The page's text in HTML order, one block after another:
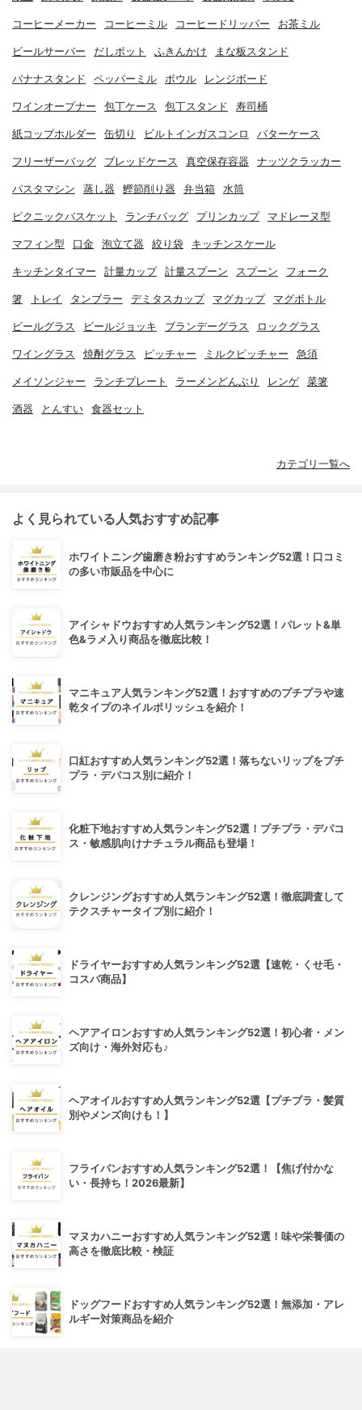
コーヒーメーカー コーヒーミル コーヒードリッパー お茶ミル
ビールサーバー だしポット ふきんかけ まな板スタンド
バナナスタンド ペッパーミル ボウル レンジボード
ワインオープナー 包丁ケース 包丁スタンド 寿司桶
紙コップホルダー 缶切り ビルトインガスコンロ バターケース
フリーザーバッグ ブレッドケース 真空保存容器 ナッツクラッカー
パスタマシン 蒸し器 鰹節削り器 弁当箱 水筒
ピクニックバスケット ランチバッグ プリンカップ マドレーヌ型
マフィン型 口金 泡立て器 絞り袋 キッチンスケール
キッチンタイマー 計量カップ 計量スプーン スプーン フォーク
箸 トレイ タンブラー デミタスカップ マグカップ マグボトル
ビールグラス ビールジョッキ ブランデーグラス ロックグラス
ワイングラス 焼酎グラス ピッチャー ミルクピッチャー 急須
メイソンジャー ランチプレート ラーメンどんぶり レンゲ 菜箸
酒器 とんすい 食器セット
カテゴリ一覧へ
よく見られている人気おすすめ記事
ホワイトニング歯磨き粉おすすめランキング52選！口コミ
の多い市販品を中心に
アイシャドウおすすめ人気ランキング52選！パレット&単
色&ラメ入り商品を徹底比較！
マニキュア人気ランキング52選！おすすめのプチプラや速
乾タイプのネイルポリッシュを紹介！
口紅おすすめ人気ランキング52選！落ちないリップをプチ
プラ・デパコス別に紹介！
化粧下地おすすめ人気ランキング52選！プチプラ・デパコ
ス・敏感肌向けナチュラル商品も登場！
クレンジングおすすめ人気ランキング52選！徹底調査して
テクスチャータイプ別に紹介！
ドライヤーおすすめ人気ランキング52選【速乾・くせ毛・
コスパ商品】
ヘアアイロンおすすめ人気ランキング52選！初心者・メン
ズ向け・海外対応も♪
ヘアオイルおすすめ人気ランキング52選【プチプラ・髪質
別やメンズ向けも！】
フライパンおすすめ人気ランキング52選！【焦げ付かな
い・長持ち！2026最新】
マヌカハニーおすすめ人気ランキング52選！味や栄養価の
高さを徹底比較・検証
ドッグフードおすすめ人気ランキング52選！無添加・アレ
ルギー対策商品を紹介